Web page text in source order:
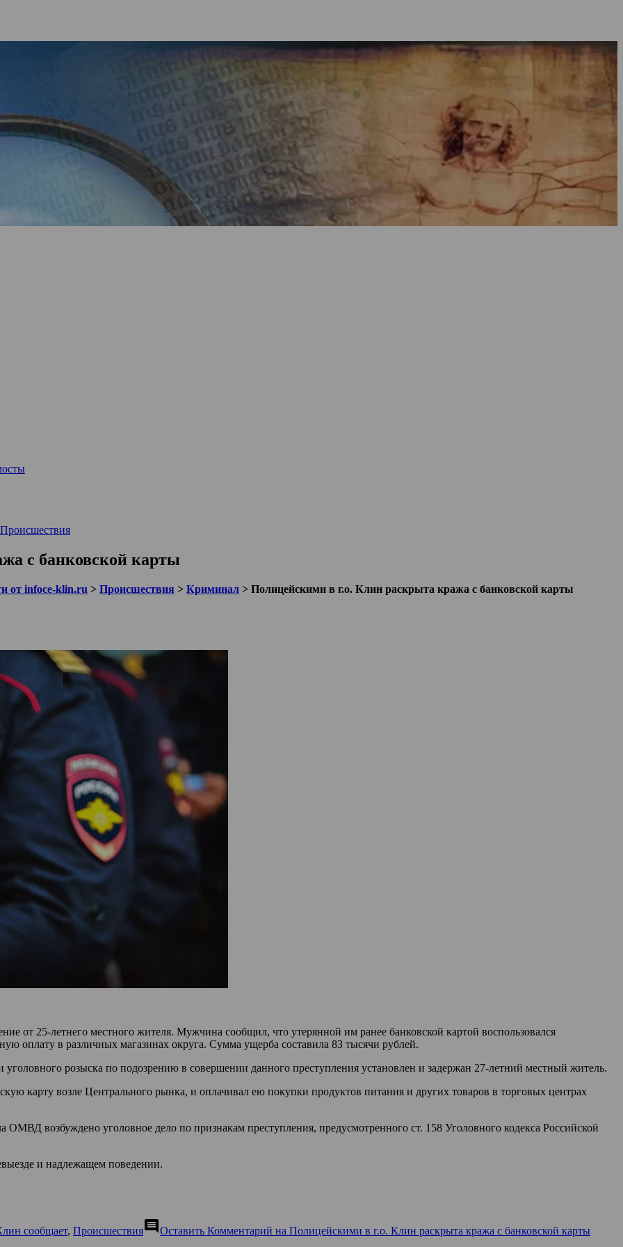
Происшествия
с банковской карты
от infoce-klin.ru > Происшествия > Криминал > Полицейскими в г.о. Клин раскрыта кража с банковской карты
от 25-летнего местного жителя. Мужчина сообщил, что утерянной им ранее банковской картой воспользовался
оплату в различных магазинах округа. Сумма ущерба составила 83 тысячи рублей.
розыска по подозрению в совершении данного преступления установлен и задержан 27-летний местный житель.
карту возле Центрального рынка, и оплачивал ею покупки продуктов питания и других товаров в торговых центрах
возбуждено уголовное дело по признакам преступления, предусмотренного ст. 158 Уголовного кодекса Российской
и надлежащем поведении.
сообщает, Происшествияcomment Оставить Комментарий на Полицейскими в г.о. Клин раскрыта кража с банковской карты